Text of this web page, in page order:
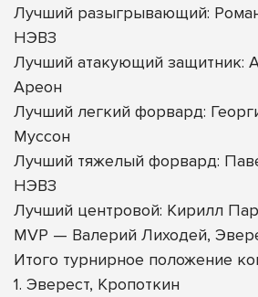
Лучший разыгрывающий:
НЭВЗ
Лучший атакующий защитник:
Ареон
Лучший легкий форвард:
Муссон
Лучший тяжелый форвард:
НЭВЗ
Лучший центровой: Кирилл
MVP — Валерий Лиходей,
Итого турнирное положение
1. Эверест, Кропоткин